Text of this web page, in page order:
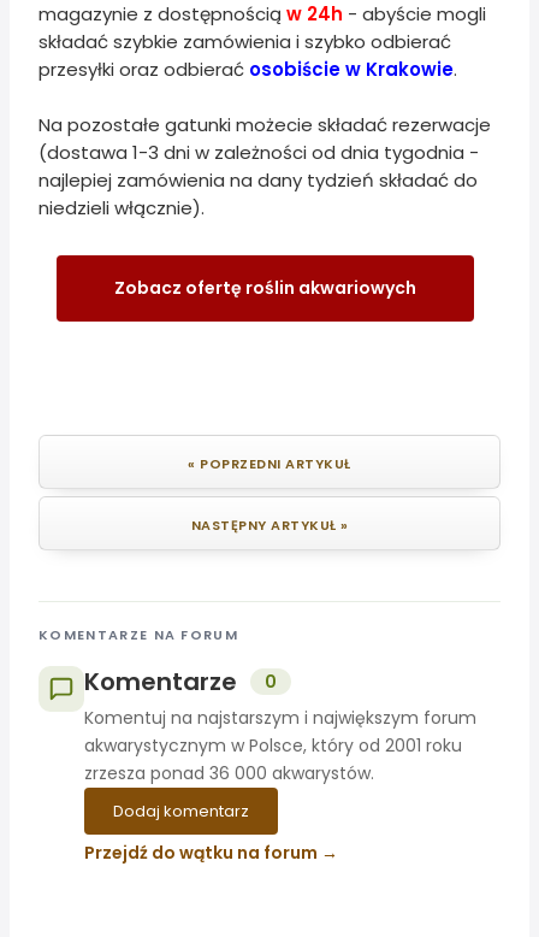
magazynie z dostępnością w 24h - abyście mogli
składać szybkie zamówienia i szybko odbierać
przesyłki oraz odbierać osobiście w Krakowie.
Na pozostałe gatunki możecie składać rezerwacje
(dostawa 1-3 dni w zależności od dnia tygodnia -
najlepiej zamówienia na dany tydzień składać do
niedzieli włącznie).
Zobacz ofertę roślin akwariowych
« POPRZEDNI ARTYKUŁ
NASTĘPNY ARTYKUŁ »
KOMENTARZE NA FORUM
Komentarze
0
Komentuj na najstarszym i największym forum
akwarystycznym w Polsce, który od 2001 roku
zrzesza ponad 36 000 akwarystów.
Dodaj komentarz
Przejdź do wątku na forum